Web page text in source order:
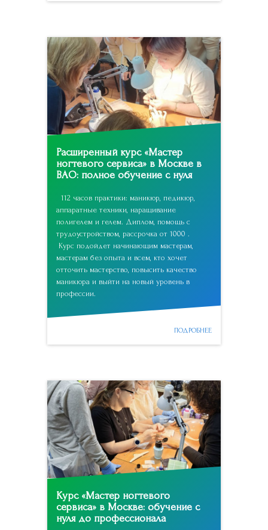
Расширенный курс «Мастер
ногтевого сервиса» в Москве в
ВАО: полное обучение с нуля
112 часов практики: маникюр, педикюр,
аппаратные техники, наращивание
полигелем и гелем. Диплом, помощь с
трудоустройством, рассрочка от 1000 .
Курс подойдет начинающим мастерам,
мастерам без опыта и всем, кто хочет
отточить мастерство, повысить качество
маникюра и выйти на новый уровень в
профессии.
ПОДРОБНЕЕ
Курс «Мастер ногтевого
сервиса» в Москве: обучение с
нуля до профессионала